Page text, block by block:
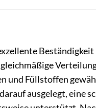
Beständigkeit
Verteilung
und Füllstoffen
ausgelegt, eine